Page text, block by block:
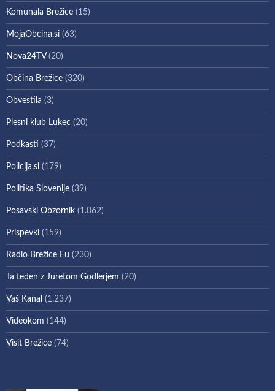
Komunala Brežice (15)
MojaObcina.si (63)
Nova24TV(20)
Občina Brežice (320)
Obvestila (3)
Plesni klub Lukec (20)
Podkasti (37)
Policija.si (179)
Politika Slovenije (39)
Posavski Obzornik (1.062)
Prispevki (159)
Radio Brežice Eu (230)
Ta teden z Juretom Godlerjem (20)
Vaš Kanal (1.237)
Videokom (144)
Visit Brežice (74)